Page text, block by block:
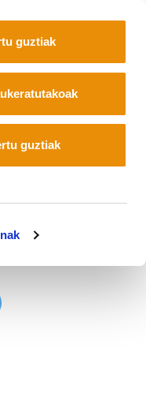
guztiak
guztiak